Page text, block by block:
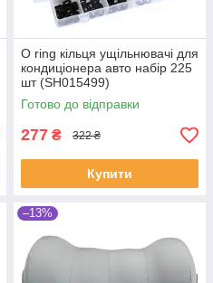
O ring кільця ущільнювачі для
кондиціонера авто набір 225
шт (SH015499)
Готово до відправки
277 ₴ 322 ₴
Купити
–13%